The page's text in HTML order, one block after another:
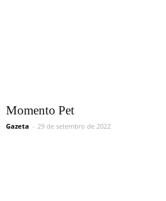
Momento Pet
Gazeta - 29 de setembro de 2022